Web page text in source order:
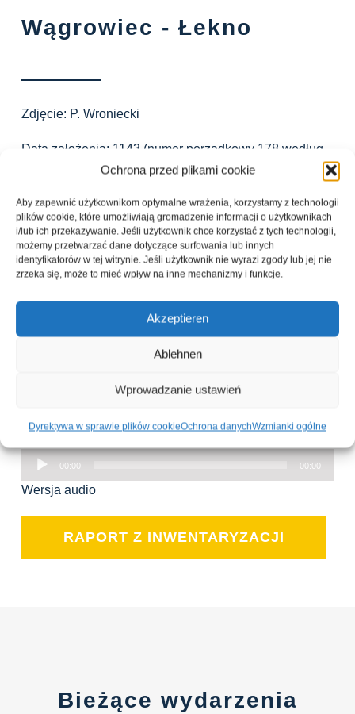
Ochrona przed plikami cookie
Aby zapewnić użytkownikom optymalne wrażenia, korzystamy z technologii
plików cookie, które umożliwiają gromadzenie informacji o użytkownikach
i/lub ich przekazywanie. Jeśli użytkownik chce korzystać z tych technologii,
możemy przetwarzać dane dotyczące surfowania lub innych
identyfikatorów w tej witrynie. Jeśli użytkownik nie wyrazi zgody lub jej nie
zrzeka się, może to mieć wpływ na inne mechanizmy i funkcje.
Akzeptieren
Ablehnen
Wprowadzanie ustawień
Dyrektywa w sprawie plików cookieOchrona danychWzmianki ogólne
Wągrowiec - Łekno
Zdjęcie: P. Wroniecki
Data założenia: 1143 (numer porządkowy 178 według
Filiacja / klasztor macierzysty:Morimond / Altenberg
Monastery
Klasztor córka:Obra Monastery
Klasztor w Łeknie uważany jest za najstarszą fundację
cysterską w Polsce. Przez wieki był zasiedlany przez
mnichów z klasztoru Altenberg i tym samym jest jednym
z klasztorów kolońskich. Pierwotnie położony nad
jeziorem Łekno (Pojezierze Colmar), w XIV/XV wieku
Wągrowcu. Mnisi charakteryzowali krajobraz młynami,
Odtwarzacz
dźwiękowych
00:00 00:00
Wersja audio
RAPORT Z INWENTARYZACJI
Bieżące wydarzenia